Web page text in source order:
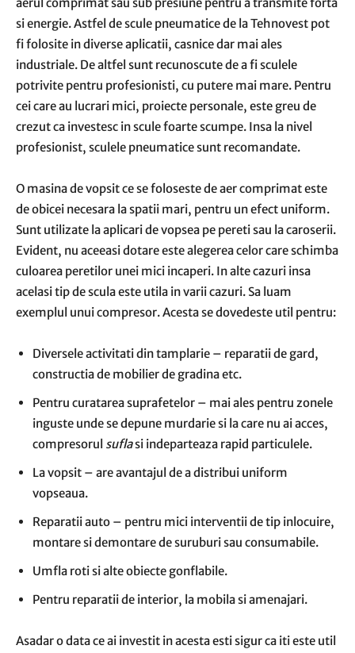
si energie. Astfel de scule pneumatice de la Tehnovest pot
fi folosite in diverse aplicatii, casnice dar mai ales
industriale. De altfel sunt recunoscute de a fi sculele
potrivite pentru profesionisti, cu putere mai mare. Pentru
cei care au lucrari mici, proiecte personale, este greu de
crezut ca investesc in scule foarte scumpe. Insa la nivel
profesionist, sculele pneumatice sunt recomandate.
O masina de vopsit ce se foloseste de aer comprimat este
de obicei necesara la spatii mari, pentru un efect uniform.
Sunt utilizate la aplicari de vopsea pe pereti sau la caroserii.
Evident, nu aceeasi dotare este alegerea celor care schimba
culoarea peretilor unei mici incaperi. In alte cazuri insa
acelasi tip de scula este utila in varii cazuri. Sa luam
exemplul unui compresor. Acesta se dovedeste util pentru:
Diversele activitati din tamplarie – reparatii de gard,
constructia de mobilier de gradina etc.
Pentru curatarea suprafetelor – mai ales pentru zonele
inguste unde se depune murdarie si la care nu ai acces,
compresorul suflasi indeparteaza rapid particulele.
La vopsit – are avantajul de a distribui uniform
vopseaua.
Reparatii auto – pentru mici interventii de tip inlocuire,
montare si demontare de suruburi sau consumabile.
Umfla roti si alte obiecte gonflabile.
Pentru reparatii de interior, la mobila si amenajari.
Asadar o data ce ai investit in acesta esti sigur ca iti este util